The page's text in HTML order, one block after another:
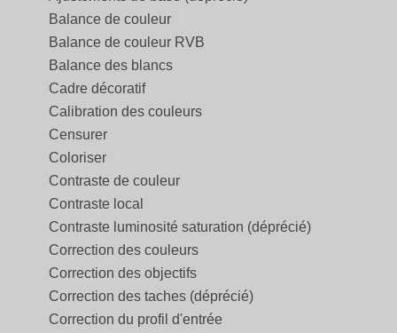
Balance de couleur
Balance de couleur RVB
Balance des blancs
Cadre décoratif
Calibration des couleurs
Censurer
Coloriser
Contraste de couleur
Contraste local
Contraste luminosité saturation (déprécié)
Correction des couleurs
Correction des objectifs
Correction des taches (déprécié)
Correction du profil d'entrée